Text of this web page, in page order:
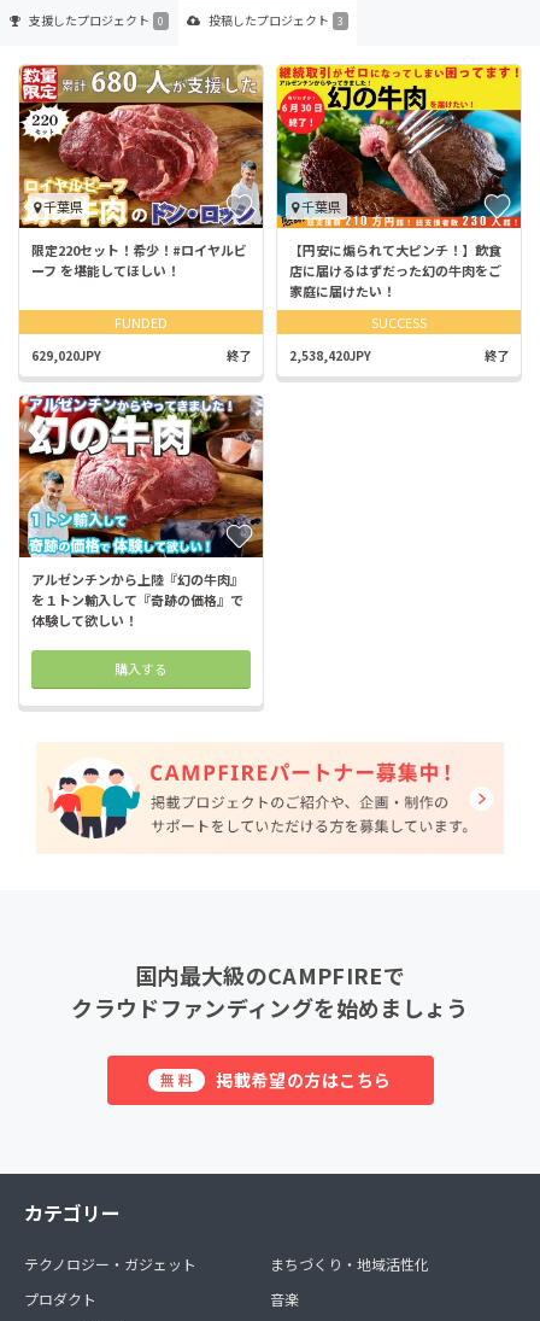
支援したプロジェクト 0 投稿したプロジェクト 3
千葉県
限定220セット！希少！#ロイヤルビ
ーフ を堪能してほしい！
FUNDED
629,020JPY 終了
千葉県
【円安に煽られて大ピンチ！】飲食
店に届けるはずだった幻の牛肉をご
家庭に届けたい！
SUCCESS
2,538,420JPY 終了
アルゼンチンから上陸『幻の牛肉』
を１トン輸入して『奇跡の価格』で
体験して欲しい！
購入する
国内最大級のCAMPFIREで
クラウドファンディングを始めましょう
無料 掲載希望の方はこちら
カテゴリー
テクノロジー・ガジェット
プロダクト
まちづくり・地域活性化
音楽